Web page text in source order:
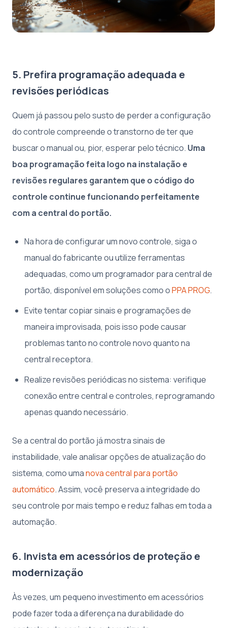
5. Prefira programação adequada e
revisões periódicas
Quem já passou pelo susto de perder a configuração
do controle compreende o transtorno de ter que
buscar o manual ou, pior, esperar pelo técnico. Uma
boa programação feita logo na instalação e
revisões regulares garantem que o código do
controle continue funcionando perfeitamente
com a central do portão.
Na hora de configurar um novo controle, siga o
manual do fabricante ou utilize ferramentas
adequadas, como um programador para central de
portão, disponível em soluções como oPPA PROG.
Evite tentar copiar sinais e programações de
maneira improvisada, pois isso pode causar
problemas tanto no controle novo quanto na
central receptora.
Realize revisões periódicas no sistema: verifique
conexão entre central e controles, reprogramando
apenas quando necessário.
Se a central do portão já mostra sinais de
instabilidade, vale analisar opções de atualização do
sistema, como umanova central para portão
automático. Assim, você preserva a integridade do
seu controle por mais tempo e reduz falhas em toda a
automação.
6. Invista em acessórios de proteção e
modernização
Às vezes, um pequeno investimento em acessórios
pode fazer toda a diferença na durabilidade do